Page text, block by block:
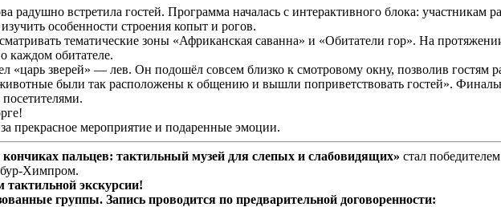
встретила гостей. Программа началась с интерактивного блока: участникам
особенности строения копыт и рогов.
тематические зоны «Африканская саванна» и «Обитатели гор». На
каждом обитателе.
«царь зверей» — лев. Он подошёл совсем близко к смотровому окну, позволив гостям
были так расположены к общению и вышли поприветствовать гостей».
прекрасное мероприятие и подаренные эмоции.
кончиках пальцев: тактильный музей для слепых и слабовидящих» стал
Химпром.
экскурсии!
группы. Запись проводится по предварительной договоренности: